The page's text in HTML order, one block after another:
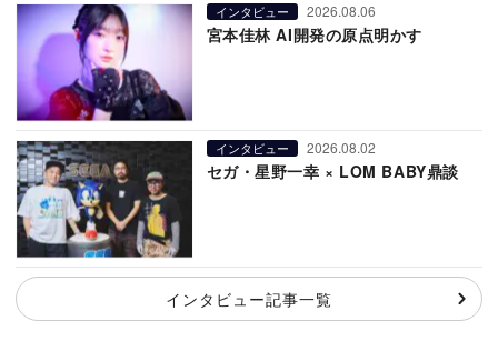
インタビュー 2026.08.06
宮本佳林 AI開発の原点明かす
インタビュー 2026.08.02
セガ・星野一幸 × LOM BABY鼎談
インタビュー記事一覧